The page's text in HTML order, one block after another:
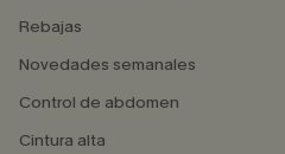
Rebajas
Novedades semanales
Control de abdomen
Cintura alta